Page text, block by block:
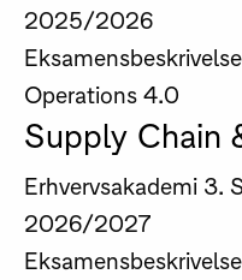
2025/2026
Operations 4.0
Supply Chain
Erhvervsakademi 3.
2026/2027